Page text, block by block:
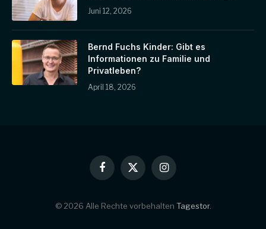
Juni 12, 2026
Bernd Fuchs Kinder: Gibt es
Informationen zu Familie und
Privatleben?
April 18, 2026
Facebook
X
(Twitter)
Instagram
© 2026 Alle Rechte vorbehalten Tagestor.